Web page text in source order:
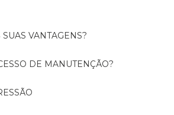
VANTAGENS?
DE MANUTENÇÃO?